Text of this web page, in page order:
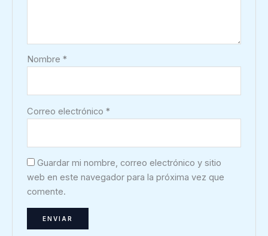
Nombre*
Correo electrónico*
Guardar mi nombre, correo electrónico y sitio
web en este navegador para la próxima vez que
comente.